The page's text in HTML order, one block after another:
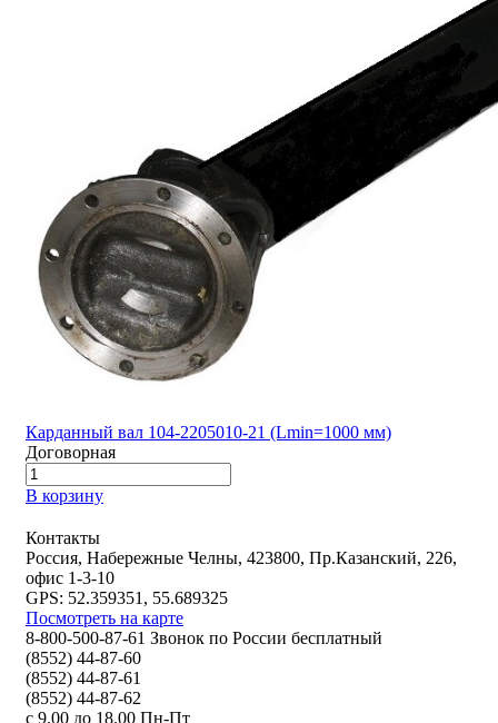
Карданный вал 104-2205010-21 (Lmin=1000 мм)
Договорная
В корзину
Контакты
Россия, Набережные Челны, 423800, Пр.Казанский, 226,
офис 1-3-10
GPS: 52.359351, 55.689325
Посмотреть на карте
8-800-500-87-61 Звонок по России бесплатный
(8552) 44-87-60
(8552) 44-87-61
(8552) 44-87-62
с 9.00 до 18.00 Пн-Пт